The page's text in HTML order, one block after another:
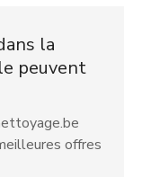
la
peuvent
offres